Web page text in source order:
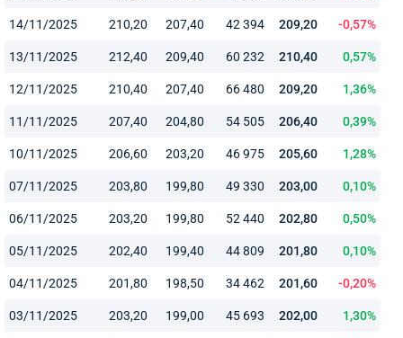
14/11/2025 210,20 207,40 42 394 209,20 -0,57%
13/11/2025 212,40 209,40 60 232 210,40 0,57%
12/11/2025 210,40 207,40 66 480 209,20 1,36%
11/11/2025 207,40 204,80 54 505 206,40 0,39%
10/11/2025 206,60 203,20 46 975 205,60 1,28%
07/11/2025 203,80 199,80 49 330 203,00 0,10%
06/11/2025 203,20 199,80 52 440 202,80 0,50%
05/11/2025 202,40 199,40 44 809 201,80 0,10%
04/11/2025 201,80 198,50 34 462 201,60 -0,20%
03/11/2025 203,20 199,00 45 693 202,00 1,30%